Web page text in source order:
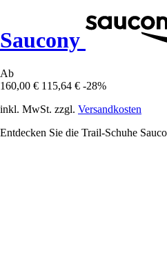
Saucony
Ab
160,00 € 115,64 € -28%
inkl. MwSt. zzgl. Versandkosten
Entdecken Sie die Trail-Schuhe